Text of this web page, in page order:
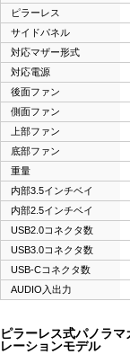
ピラーレス
サイドパネル
対応マザー形式
対応電源
後面ファン
側面ファン
上部ファン
底部ファン
重量
内部3.5インチベイ
内部2.5インチベイ
USB2.0コネクタ数
USB3.0コネクタ数
USB-Cコネクタ数
AUDIO入出力
ピラーレス式パノラ
レーションモデル